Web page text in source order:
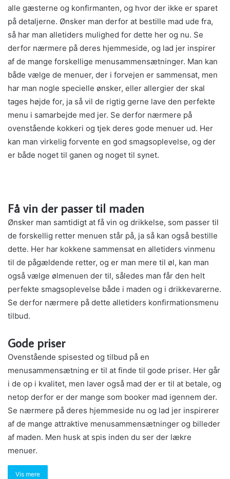
alle gæsterne og konfirmanten, og hvor der ikke er sparet
på detaljerne. Ønsker man derfor at bestille mad ude fra,
så har man alletiders mulighed for dette her og nu. Se
derfor nærmere på deres hjemmeside, og lad jer inspirer
af de mange forskellige menusammensætninger. Man kan
både vælge de menuer, der i forvejen er sammensat, men
har man nogle specielle ønsker, eller allergier der skal
tages højde for, ja så vil de rigtig gerne lave den perfekte
menu i samarbejde med jer. Se derfor nærmere på
ovenstående kokkeri og tjek deres gode menuer ud. Her
kan man virkelig forvente en god smagsoplevelse, og der
er både noget til ganen og noget til synet.
Få vin der passer til maden
Ønsker man samtidigt at få vin og drikkelse, som passer til
de forskellig retter menuen står på, ja så kan også bestille
dette. Her har kokkene sammensat en alletiders vinmenu
til de pågældende retter, og er man mere til øl, kan man
også vælge ølmenuen der til, således man får den helt
perfekte smagsoplevelse både i maden og i drikkevarerne.
Se derfor nærmere på dette alletiders konfirmationsmenu
tilbud.
Gode priser
Ovenstående spisested og tilbud på en
menusammensætning er til at finde til gode priser. Her går
i de op i kvalitet, men laver også mad der er til at betale, og
netop derfor er der mange som booker mad igennem der.
Se nærmere på deres hjemmeside nu og lad jer inspirerer
af de mange attraktive menusammensætninger og billeder
af maden. Men husk at spis inden du ser der lækre
menuer.
Vis mere